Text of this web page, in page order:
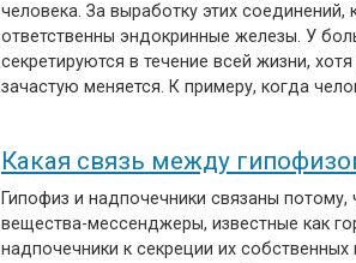
человека. За выработку этих
ответственны эндокринные железы. У
секретируются в течение всей жизни,
зачастую меняется. К примеру, когда
Какая связь между
Гипофиз и надпочечники связаны
вещества-мессенджеры, известные как
надпочечники к секреции их